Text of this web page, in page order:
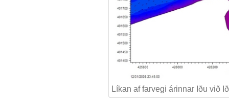
Líkan af farvegi árinnar Iðu við